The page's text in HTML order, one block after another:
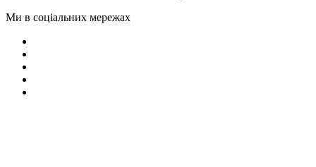
Ми в соціальних мережах